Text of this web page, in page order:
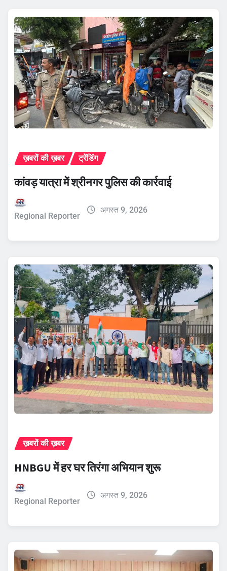
ख़बरों की ख़बर ट्रेंडिंग
कांवड़ यात्रा में श्रीनगर पुलिस की कार्रवाई
Regional Reporter
अगस्त 9, 2026
ख़बरों की ख़बर
HNBGU में हर घर तिरंगा अभियान शुरू
Regional Reporter
अगस्त 9, 2026